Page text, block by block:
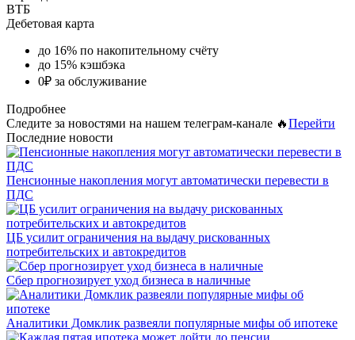
ВТБ
Дебетовая карта
до 16% по накопительному счёту
до 15% кэшбэка
0₽ за обслуживание
Подробнее
Следите за новостями на нашем телеграм-канале 🔥Перейти
Последние новости
Пенсионные накопления могут автоматически перевести в
ПДС
ЦБ усилит ограничения на выдачу рискованных
потребительских и автокредитов
Сбер прогнозирует уход бизнеса в наличные
Аналитики Домклик развеяли популярные мифы об ипотеке